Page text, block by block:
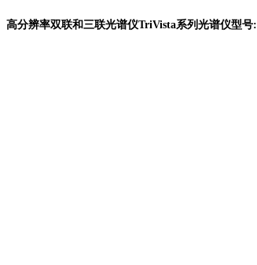
高分辨率双联和三联光谱仪TriVista系列光谱仪型号: